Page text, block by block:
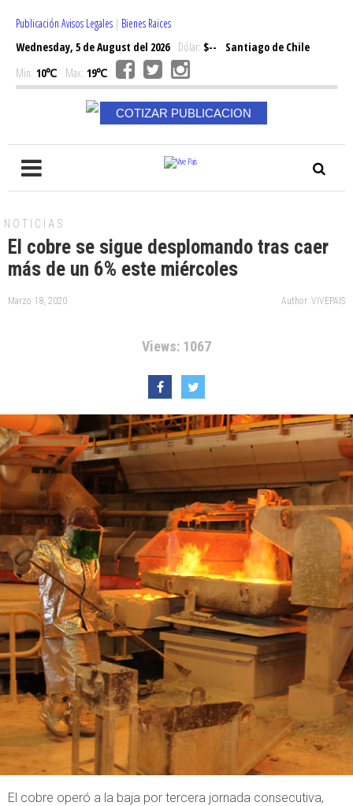
Publicación Avisos Legales | Bienes Raices
Wednesday, 5 de August del 2026Dólar: $--
Santiago de Chile
Min: 10℃ Max: 19℃
COTIZAR PUBLICACION
NOTICIAS
El cobre se sigue desplomando tras caer
más de un 6% este miércoles
Marzo 18, 2020 Author: VIVEPAIS
Views: 1067
El cobre operó a la baja por tercera jornada consecutiva,